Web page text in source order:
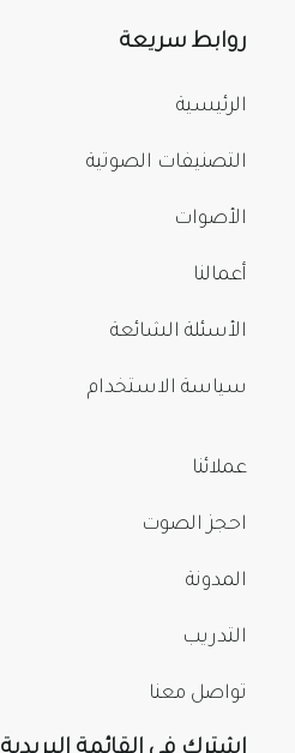
روابط سريعة
الرئيسية
التصنيفات الصوتية
الأصوات
أعمالنا
الأسئلة الشائعة
سياسة الاستخدام
عملائنا
احجز الصوت
المدونة
التدريب
تواصل معنا